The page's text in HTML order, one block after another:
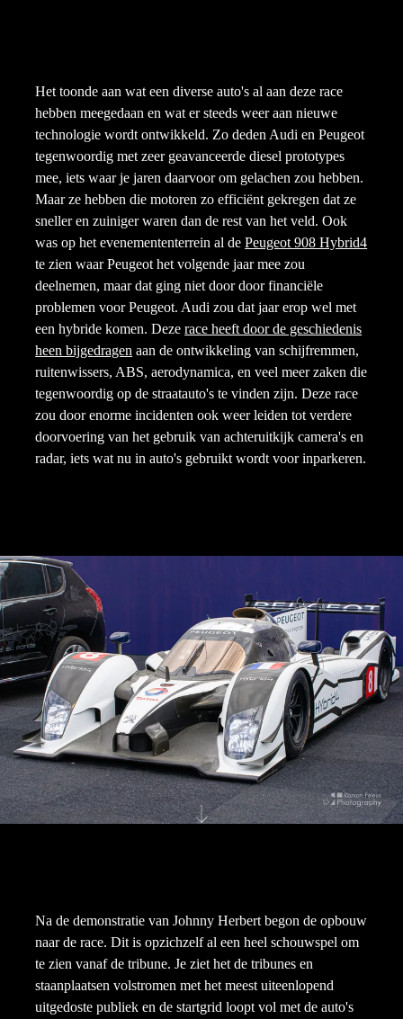
Het toonde aan wat een diverse auto's al aan deze race
hebben meegedaan en wat er steeds weer aan nieuwe
technologie wordt ontwikkeld. Zo deden Audi en Peugeot
tegenwoordig met zeer geavanceerde diesel prototypes
mee, iets waar je jaren daarvoor om gelachen zou hebben.
Maar ze hebben die motoren zo efficiënt gekregen dat ze
sneller en zuiniger waren dan de rest van het veld. Ook
was op het evenemententerrein al dePeugeot 908 Hybrid4
te zien waar Peugeot het volgende jaar mee zou
deelnemen, maar dat ging niet door door financiële
problemen voor Peugeot. Audi zou dat jaar erop wel met
een hybride komen. Dezerace heeft door de geschiedenis
heen bijgedragen aan de ontwikkeling van schijfremmen,
ruitenwissers, ABS, aerodynamica, en veel meer zaken die
tegenwoordig op de straatauto's te vinden zijn. Deze race
zou door enorme incidenten ook weer leiden tot verdere
doorvoering van het gebruik van achteruitkijk camera's en
radar, iets wat nu in auto's gebruikt wordt voor inparkeren.
Na de demonstratie van Johnny Herbert begon de opbouw
naar de race. Dit is opzichzelf al een heel schouwspel om
te zien vanaf de tribune. Je ziet het de tribunes en
staanplaatsen volstromen met het meest uiteenlopend
uitgedoste publiek en de startgrid loopt vol met de auto's